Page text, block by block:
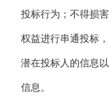
投标行为；不得损
权益进行串通投标
潜在投标人的信息
信息。